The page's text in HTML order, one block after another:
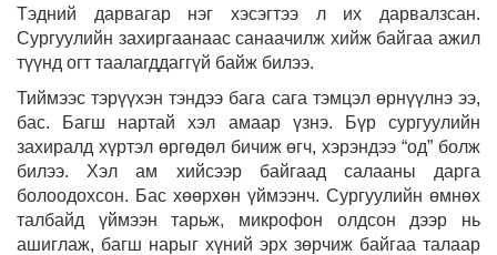
Тэдний дарвагар нэг хэсэгтээ л их дарвалзсан.
Сургуулийн захиргаанаас санаачилж хийж байгаа ажил
түүнд огт таалагддаггүй байж билээ.
Тиймээс тэрүүхэн тэндээ бага сага тэмцэл өрнүүлнэ ээ,
бас. Багш нартай хэл амаар үзнэ. Бүр сургуулийн
захиралд хүртэл өргөдөл бичиж өгч, хэрэндээ “од” болж
билээ. Хэл ам хийсээр байгаад салааны дарга
болоодохсон. Бас хөөрхөн үймээнч. Сургуулийн өмнөх
талбайд үймээн тарьж, микрофон олдсон дээр нь
ашиглаж, багш нарыг хүний эрх зөрчиж байгаа талаар